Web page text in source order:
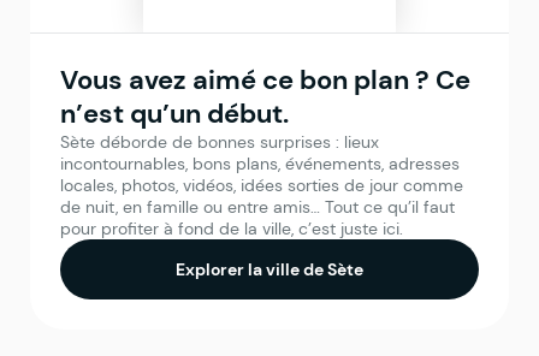
Vous avez aimé ce bon plan ? Ce
n’est qu’un début.
Sète déborde de bonnes surprises : lieux
incontournables, bons plans, événements, adresses
locales, photos, vidéos, idées sorties de jour comme
de nuit, en famille ou entre amis… Tout ce qu’il faut
pour profiter à fond de la ville, c’est juste ici.
Explorer la ville de Sète